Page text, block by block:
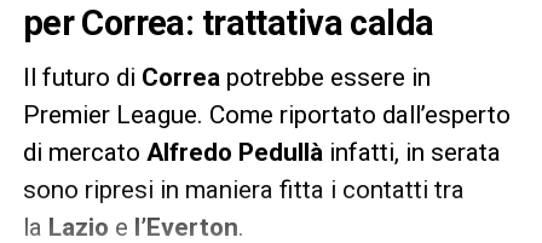
per Correa: trattativa calda
Il futuro di Correa potrebbe essere in
Premier League. Come riportato dall’esperto
di mercato Alfredo Pedullà infatti, in serata
sono ripresi in maniera fitta i contatti tra
la Lazio e l’Everton.